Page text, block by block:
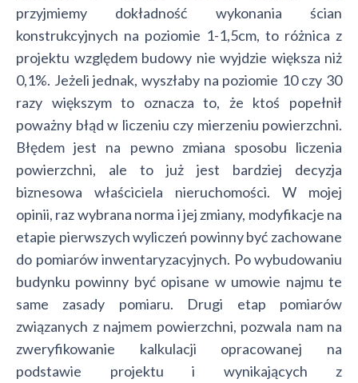
przyjmiemy dokładność wykonania ścian
konstrukcyjnych na poziomie 1-1,5cm, to różnica z
projektu względem budowy nie wyjdzie większa niż
0,1%. Jeżeli jednak, wyszłaby na poziomie 10 czy 30
razy większym to oznacza to, że ktoś popełnił
poważny błąd w liczeniu czy mierzeniu powierzchni.
Błędem jest na pewno zmiana sposobu liczenia
powierzchni, ale to już jest bardziej decyzja
biznesowa właściciela nieruchomości. W mojej
opinii, raz wybrana norma i jej zmiany, modyfikacje na
etapie pierwszych wyliczeń powinny być zachowane
do pomiarów inwentaryzacyjnych. Po wybudowaniu
budynku powinny być opisane w umowie najmu te
same zasady pomiaru. Drugi etap pomiarów
związanych z najmem powierzchni, pozwala nam na
zweryfikowanie kalkulacji opracowanej na
podstawie projektu i wynikających z